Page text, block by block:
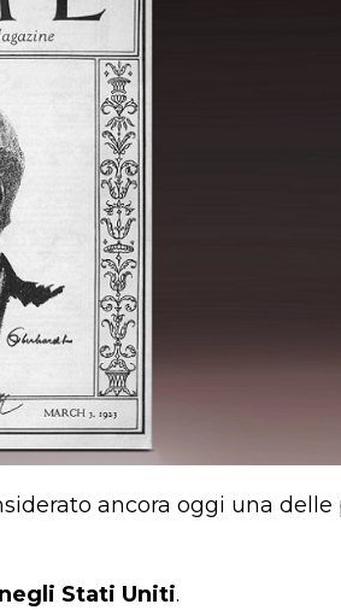
ancora oggi una delle
Stati Uniti.